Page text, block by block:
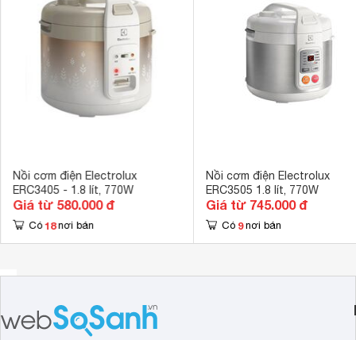
Dây điện Dây rút vào
Tiện ích Van thoát
Kích thước 28 x 27 x 30
Khối lượng 2.82 kg
Nồi cơm điện Electrolux
ERC3405 - 1.8 lít, 770W
Giá từ 580.000 đ
Có 18 nơi bán
Nồi cơm điện Electrolux
ERC3505 1.8 lít, 770W
Giá từ 745.000 đ
Có 9 nơi bán